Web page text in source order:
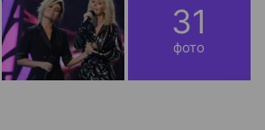
31
фото